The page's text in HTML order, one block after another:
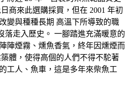
商來此選購採買，但在 2001 年初
變與種種長期 高溫下所導致的職
落走入歷史。 一腳踏進充滿暖意的
陣煙霧、燻魚香氣，終年因燻煙而
體，使得高個的人們不得不駝著
工人、魚車，這是多年來柴魚工